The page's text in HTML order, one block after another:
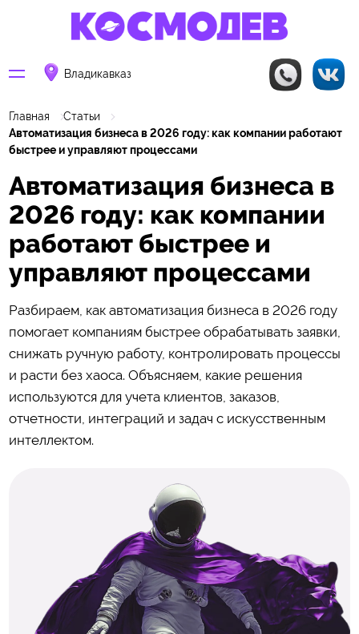
Владикавказ
Главная
Статьи
Автоматизация бизнеса в 2026 году: как компании работают
быстрее и управляют процессами
Автоматизация бизнеса в
2026 году: как компании
работают быстрее и
управляют процессами
Разбираем, как автоматизация бизнеса в 2026 году
помогает компаниям быстрее обрабатывать заявки,
снижать ручную работу, контролировать процессы
и расти без хаоса. Объясняем, какие решения
используются для учета клиентов, заказов,
отчетности, интеграций и задач с искусственным
интеллектом.